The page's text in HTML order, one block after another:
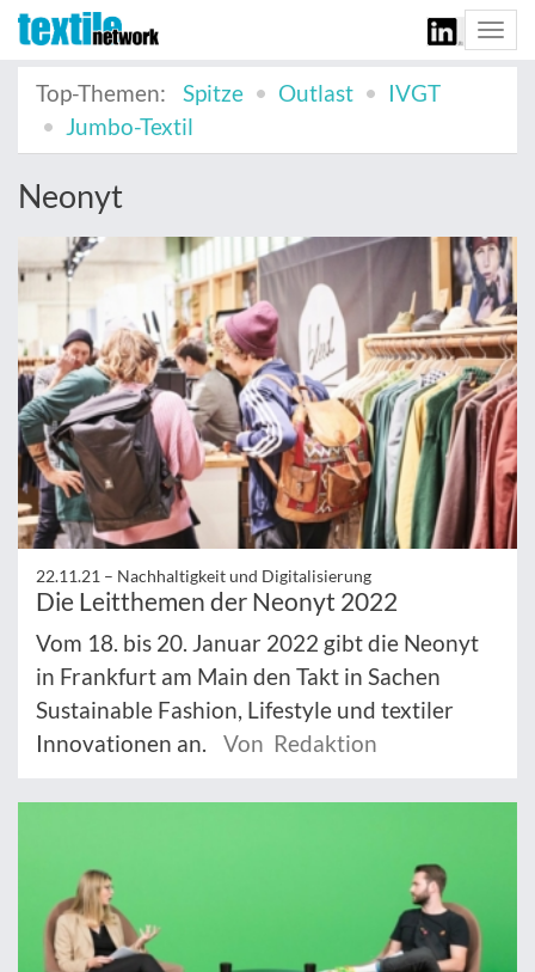
Top-Themen:
Spitze Outlast
IVGT
Jumbo-Textil
Neonyt
22.11.21 – Nachhaltigkeit und Digitalisierung
Die Leitthemen der Neonyt 2022
Vom 18. bis 20. Januar 2022 gibt die Neonyt
in Frankfurt am Main den Takt in Sachen
Sustainable Fashion, Lifestyle und textiler
Innovationen an.
Von Redaktion